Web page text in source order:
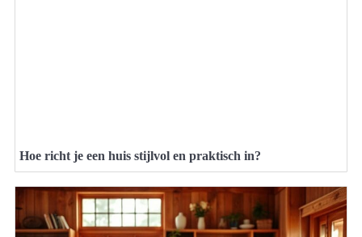
Hoe richt je een huis stijlvol en praktisch in?